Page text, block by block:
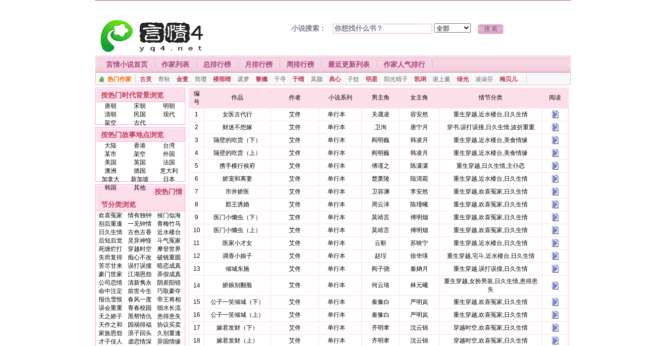
小说搜索：
言情小说首页 作家列表 总排行榜 月排行榜 周排行榜 最近更新列表 作家人气排行
热门作家 古灵 寄秋 金萱 简璎 楼雨晴 裘梦 黎孅 千寻 于晴 莫颜 典心 子纹 明星 阳光晴子 凯琍 谢上薰 绿光 凌淑芬 梅贝儿
按热门时代背景浏览
唐朝 宋朝
明朝
清朝
民国
现代
架空
古代
按热门故事地点浏览
大陆 香港
台湾
某市
架空
外国
美国
英国
法国
澳洲
德国
意大利
加拿大
新加坡
日本
韩国
其他
按热门情
节分类浏览
欢喜冤家 情有独钟
候门似海
别后重逢
一见钟情
青梅竹马
日久生情
古色古香
近水楼台
后知后觉
灵异神怪
斗气冤家
死缠烂打
穿越时空
摩登世界
失而复得
痴心不改
破镜重圆
苦尽甘来
误打误撞
暗恋成真
豪门世家
江湖恩怨
弄假成真
公司恋情
清新隽永
阴差阳错
命中注定
前世今生
巧取豪夺
报仇雪恨
春风一度
帝王将相
误会重重
青春校园
细水长流
天之娇子
黑帮情仇
患得患失
天作之和
因祸得福
协议买卖
家族恩怨
浪子回头
久别重逢
才子佳人
虐恋情深
异国情缘
编
号
作品 作者 小说系列 男主角 女主角 情节分类 阅读
1 女医古代行 艾佟 单行本 关晟凌 容安然
重生穿越,近水楼台,日久生情
2
财迷不想嫁 艾佟 单行本 卫洵 唐宁月
穿书,误打误撞,日久生情,波折重重
3
隔壁的吃货（下） 艾佟 单行本 阎明巍 韩凌月
重生穿越,近水楼台,美食情缘
4
隔壁的吃货（上） 艾佟 单行本 阎明巍 韩凌月
重生穿越,近水楼台,美食情缘
5
携手横行侯府 艾佟 单行本 傅谨之 陈潇潇
重生穿越,日久生情,主仆恋
6
娇宠和离妻 艾佟 单行本 楚萧陵 陆清菀
重生穿越,近水楼台,日久生情
7
市井娇医 艾佟 单行本 卫容渊 李安然
重生穿越,欢喜冤家,日久生情
8
郡王诱婚 艾佟 单行本 周云泽 陈瑾曦
重生穿越,欢喜冤家,日久生情
9
医门小懒虫（下） 艾佟 单行本 莫靖言 傅明烟
重生穿越,欢喜冤家,日久生情
10
医门小懒虫（上） 艾佟 单行本 莫靖言 傅明烟
重生穿越,欢喜冤家,日久生情
11
医家小才女 艾佟 单行本 云靳 苏映宁
重生穿越,近水楼台,日久生情
12
调香小娘子 艾佟 单行本 赵珵 徐华瑛
重生穿越,宅斗,近水楼台,日久生情
13
倾城东施 艾佟 单行本 阎子骁 秦姌月 重生穿越,误打误撞,日久生情
14 娇娘别翻脸 艾佟 单行本 何云珞 林元曦
重生穿越,女扮男装,日久生情,患得患
失
15
公子一笑倾城（下） 艾佟 单行本 秦豫白 严明岚
重生穿越,欢喜冤家,日久生情
16
公子一笑倾城（上） 艾佟 单行本 秦豫白 严明岚
重生穿越,欢喜冤家,日久生情
17
嫁君发财（下） 艾佟 单行本 齐明聿 沈云锦
穿越时空,欢喜冤家,日久生情
18
嫁君发财（上） 艾佟 单行本 齐明聿 沈云锦 穿越时空,欢喜冤家,日久生情